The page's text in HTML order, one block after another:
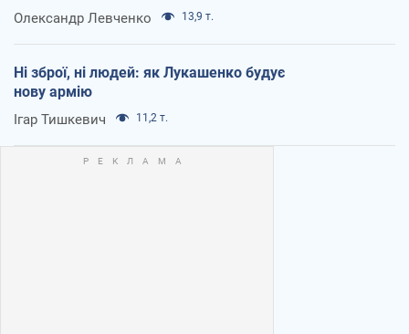
Олександр Левченко 13,9 т.
Ні зброї, ні людей: як Лукашенко будує
нову армію
Ігар Тишкевич 11,2 т.